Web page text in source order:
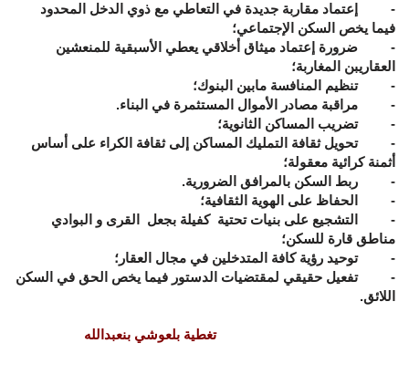
- إعتماد مقاربة جديدة في التعاطي مع ذوي الدخل المحدود
فيما يخص السكن الإجتماعي؛
- ضرورة إعتماد ميثاق أخلاقي يعطي الأسبقية للمنعشين
العقاريبن المغاربة؛
- تنظيم المنافسة مابين البنوك؛
- مراقبة مصادر الأموال المستثمرة في البناء.
- تضريب المساكن الثانوية؛
- تحويل ثقافة التمليك المساكن إلى ثقافة الكراء على أساس
أثمنة كرائية معقولة؛
- ربط السكن بالمرافق الضرورية.
- الحفاظ على الهوية الثقافية؛
- التشجيع على بنيات تحتية كفيلة بجعل القرى و البوادي
مناطق قارة للسكن؛
- توحيد رؤية كافة المتدخلين في مجال العقار؛
- تفعيل حقيقي لمقتضيات الدستور فيما يخص الحق في السكن
اللائق.
تغطية بلعوشي بنعبدالله